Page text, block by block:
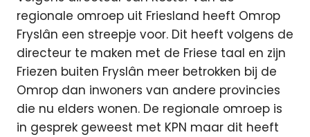
regionale omroep uit Friesland heeft Omrop
Fryslân een streepje voor. Dit heeft volgens de
directeur te maken met de Friese taal en zijn
Friezen buiten Fryslân meer betrokken bij de
Omrop dan inwoners van andere provincies
die nu elders wonen. De regionale omroep is
in gesprek geweest met KPN maar dit heeft